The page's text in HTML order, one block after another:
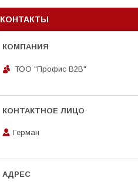
КОНТАКТЫ
ТОО "Профис В2В"
Герман